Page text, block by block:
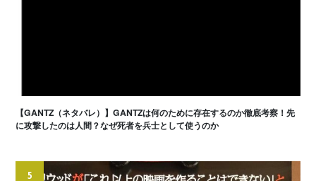
【GANTZ（ネタバレ）】GANTZは何のために存在するのか徹底考察！先
に攻撃したのは人間？なぜ死者を兵士として使うのか
5